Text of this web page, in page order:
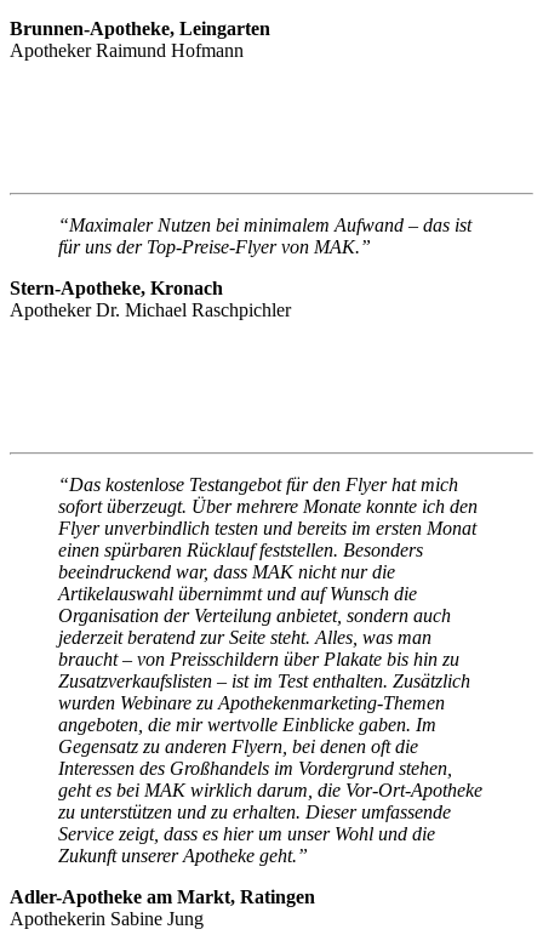
Brunnen-Apotheke, Leingarten
Apotheker Raimund Hofmann
“Maximaler Nutzen bei minimalem Aufwand – das ist
für uns der Top-Preise-Flyer von MAK.”
Stern-Apotheke, Kronach
Apotheker Dr. Michael Raschpichler
“Das kostenlose Testangebot für den Flyer hat mich
sofort überzeugt. Über mehrere Monate konnte ich den
Flyer unverbindlich testen und bereits im ersten Monat
einen spürbaren Rücklauf feststellen. Besonders
beeindruckend war, dass MAK nicht nur die
Artikelauswahl übernimmt und auf Wunsch die
Organisation der Verteilung anbietet, sondern auch
jederzeit beratend zur Seite steht. Alles, was man
braucht – von Preisschildern über Plakate bis hin zu
Zusatzverkaufslisten – ist im Test enthalten. Zusätzlich
wurden Webinare zu Apothekenmarketing-Themen
angeboten, die mir wertvolle Einblicke gaben. Im
Gegensatz zu anderen Flyern, bei denen oft die
Interessen des Großhandels im Vordergrund stehen,
geht es bei MAK wirklich darum, die Vor-Ort-Apotheke
zu unterstützen und zu erhalten. Dieser umfassende
Service zeigt, dass es hier um unser Wohl und die
Zukunft unserer Apotheke geht.”
Adler-Apotheke am Markt, Ratingen
Apothekerin Sabine Jung